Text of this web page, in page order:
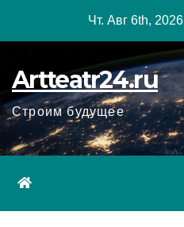
Чт. Авг 6th, 2026
Artteatr24.ru
Строим будущее